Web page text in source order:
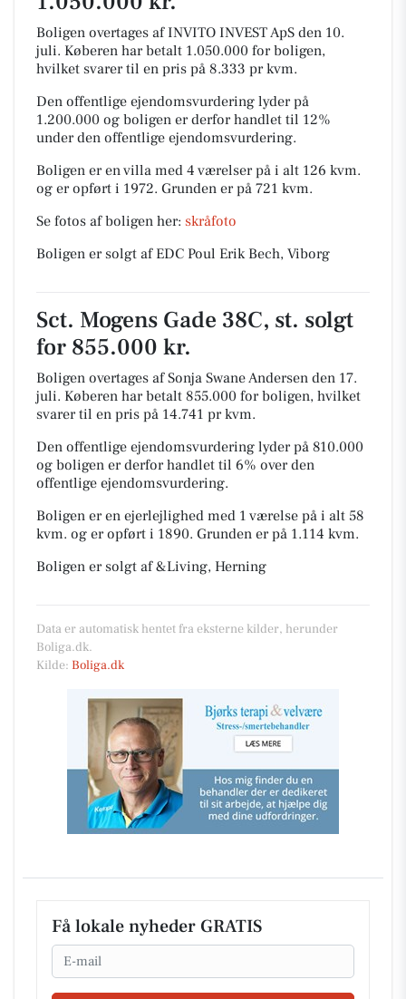
Boligen overtages af INVITO INVEST ApS den 10.
juli. Køberen har betalt 1.050.000 for boligen,
hvilket svarer til en pris på 8.333 pr kvm.
Den offentlige ejendomsvurdering lyder på
1.200.000 og boligen er derfor handlet til 12%
under den offentlige ejendomsvurdering.
Boligen er en villa med 4 værelser på i alt 126 kvm.
og er opført i 1972. Grunden er på 721 kvm.
Se fotos af boligen her: skråfoto
Boligen er solgt af EDC Poul Erik Bech, Viborg
Sct. Mogens Gade 38C, st. solgt
for 855.000 kr.
Boligen overtages af Sonja Swane Andersen den 17.
juli. Køberen har betalt 855.000 for boligen, hvilket
svarer til en pris på 14.741 pr kvm.
Den offentlige ejendomsvurdering lyder på 810.000
og boligen er derfor handlet til 6% over den
offentlige ejendomsvurdering.
Boligen er en ejerlejlighed med 1 værelse på i alt 58
kvm. og er opført i 1890. Grunden er på 1.114 kvm.
Boligen er solgt af &Living, Herning
Data er automatisk hentet fra eksterne kilder, herunder
Boliga.dk.
Kilde: Boliga.dk
Få lokale nyheder GRATIS
Email